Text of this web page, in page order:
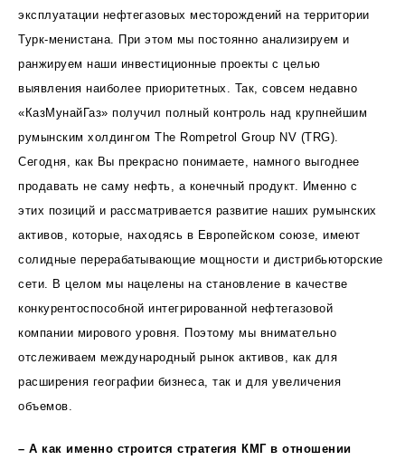
эксплуатации нефтегазовых месторождений на территории
Турк-менистана. При этом мы постоянно анализируем и
ранжируем наши инвестиционные проекты с целью
выявления наиболее приоритетных. Так, совсем недавно
«КазМунайГаз» получил полный контроль над крупнейшим
румынским холдингом The Rompetrol Group NV (TRG).
Сегодня, как Вы прекрасно понимаете, намного выгоднее
продавать не саму нефть, а конечный продукт. Именно с
этих позиций и рассматривается развитие наших румынских
активов, которые, находясь в Европейском союзе, имеют
солидные перерабатывающие мощности и дистрибьюторские
сети. В целом мы нацелены на становление в качестве
конкурентоспособной интегрированной нефтегазовой
компании мирового уровня. Поэтому мы внимательно
отслеживаем международный рынок активов, как для
расширения географии бизнеса, так и для увеличения
объемов.
– А как именно строится стратегия КМГ в отношении